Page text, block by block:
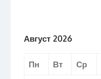
Август 2026
Пн Вт Ср